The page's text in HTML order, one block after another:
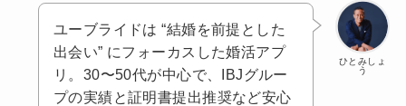
ひとみしょ
う
ユーブライドは “結婚を前提とした
出会い” にフォーカスした婚活アプ
リ。30〜50代が中心で、IBJグルー
プの実績と証明書提出推奨など安心